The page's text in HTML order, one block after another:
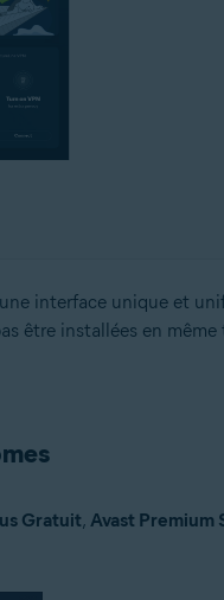
interface unique et
être installées en
Gratuit, Avast Premium